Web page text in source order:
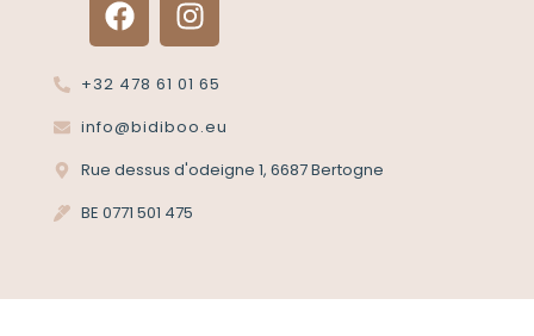
+32 478 61 01 65
info@bidiboo.eu
Rue dessus d'odeigne 1, 6687 Bertogne
BE 0771 501 475